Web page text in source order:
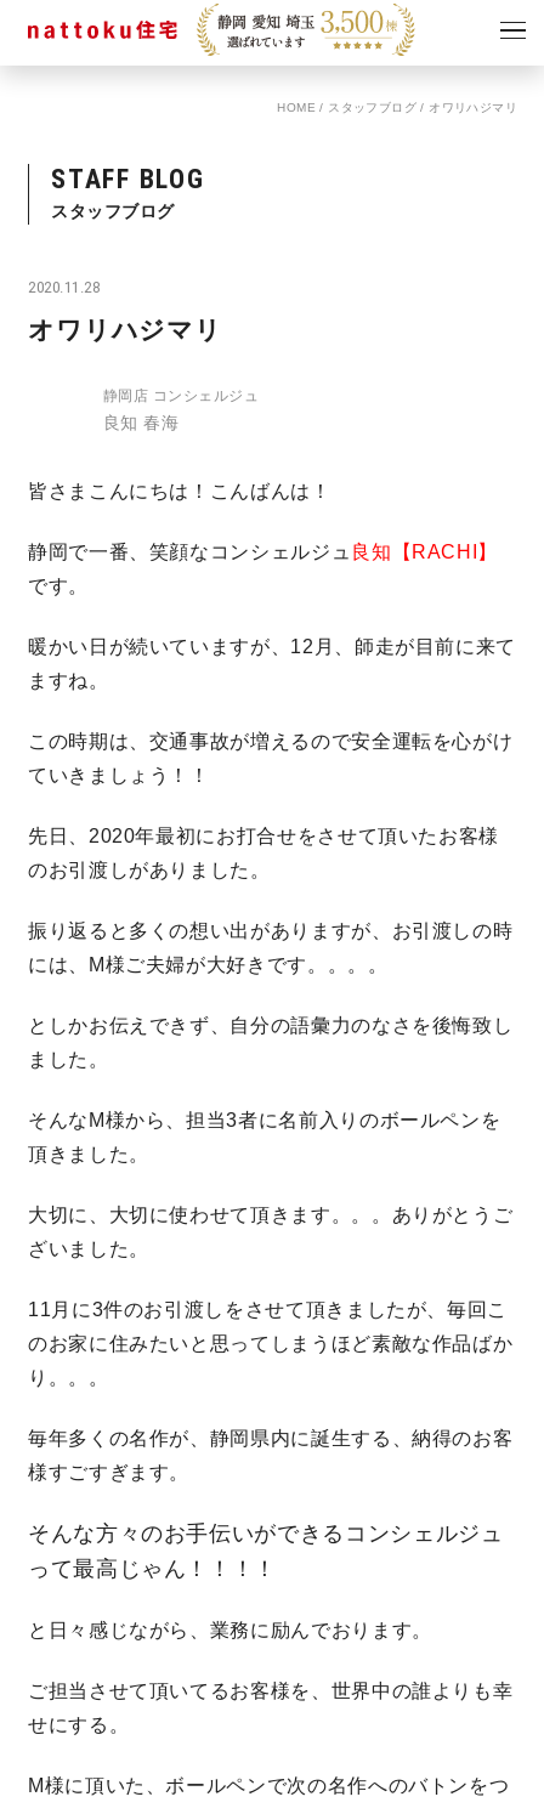
キャンペーン
ショールーム
スタッフブログ
タップで電話をかける
来店・見学予約
OWNER’S SITE オーナーズサイト
nattokuグループコーポレートサイト
nattoku住宅 10のこだわり
理想の暮らしを引き出すデザイン力
家具まで標準仕様の空間コーディネート
耐震等級3 & 許容応力度計算 全棟標準
頑丈で長持ちの外壁
2030年の省エネ基準住宅
快適な室内環境へのこだわり
生涯続く安心のアフターフォロー
HOME / スタッフブログ/ オワリハジマリ
STAFF BLOG
スタッフブログ
2020.11.28
オワリハジマリ
静岡店 コンシェルジュ
良知 春海
皆さまこんにちは！こんばんは！
静岡で一番、笑顔なコンシェルジュ 良知【RACHI】
です。
暖かい日が続いていますが、12月、師走が目前に来て
ますね。
この時期は、交通事故が増えるので安全運転を心がけ
ていきましょう！！
先日、2020年最初にお打合せをさせて頂いたお客様
のお引渡しがありました。
振り返ると多くの想い出がありますが、お引渡しの時
には、M様ご夫婦が大好きです。。。。
としかお伝えできず、自分の語彙力のなさを後悔致し
ました。
そんなM様から、担当3者に名前入りのボールペンを
頂きました。
大切に、大切に使わせて頂きます。。。ありがとうご
ざいました。
11月に3件のお引渡しをさせて頂きましたが、毎回こ
のお家に住みたいと思ってしまうほど素敵な作品ばか
り。。。
毎年多くの名作が、静岡県内に誕生する、納得のお客
様すごすぎます。
そんな方々のお手伝いができるコンシェルジュ
って最高じゃん！！！！
と日々感じながら、業務に励んでおります。
ご担当させて頂いてるお客様を、世界中の誰よりも幸
せにする。
M様に頂いた、ボールペンで次の名作へのバトンをつ